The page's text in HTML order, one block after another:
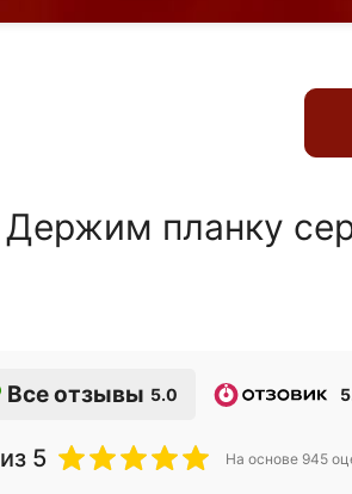
Держим планку
Все отзывы 5.0
из 5 На основе 945